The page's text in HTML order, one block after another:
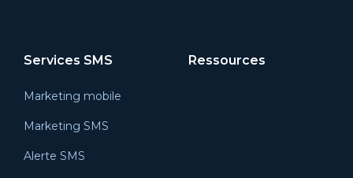
Services SMS
Marketing mobile
Marketing SMS
Alerte SMS
Ressources